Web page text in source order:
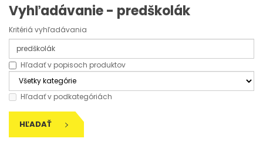
Vyhľadávanie - predškolák
Kritériá vyhľadávania
Hľadať v popisoch produktov
Hľadať v podkategóriách
HĽADAŤ